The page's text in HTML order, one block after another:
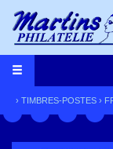
› TIMBRES-POSTES ›